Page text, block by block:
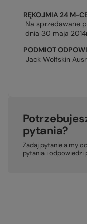
RĘKOJMIA 24 M-
Na sprzedawane
dnia 30 maja
PODMIOT
Jack Wolfskin
pytania?
Zadaj pytanie a my
pytania i odpowiedzi